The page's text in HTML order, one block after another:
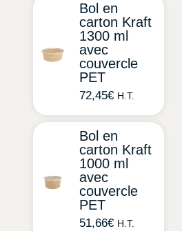
Bol en
carton Kraft
1300 ml
avec
couvercle
PET
72,45€ H.T.
Bol en
carton Kraft
1000 ml
avec
couvercle
PET
51,66€ H.T.